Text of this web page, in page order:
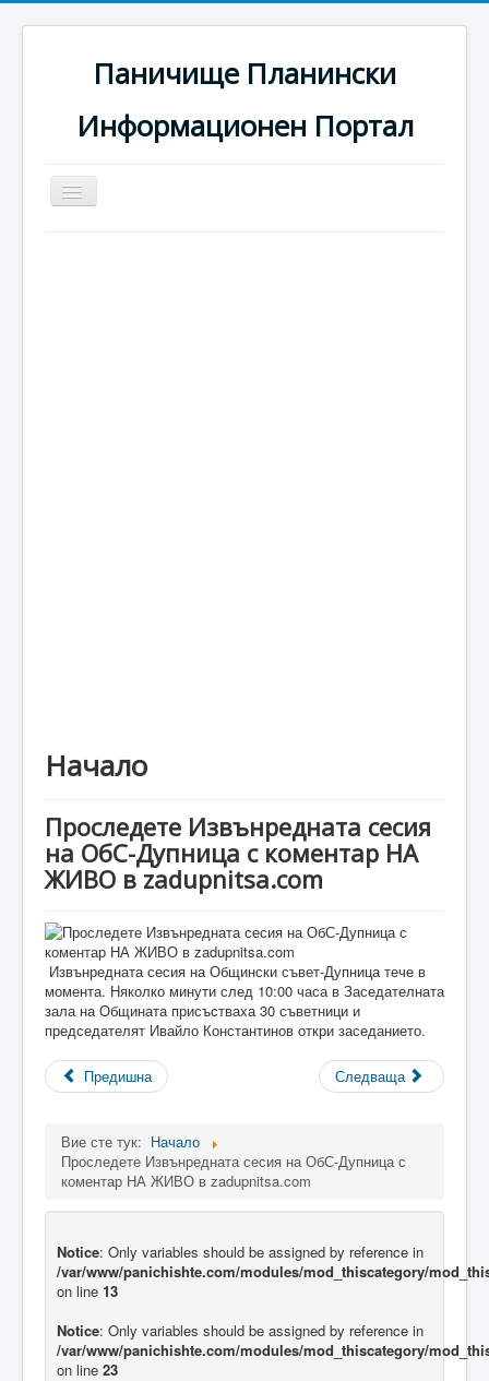
Паничище Планински
Информационен Портал
Превключи
навигация
Начало
Проследете Извънредната сесия
на ОбС-Дупница с коментар НА
ЖИВО в zadupnitsa.com
Извънредната сесия на Общински съвет-Дупница тече в
момента. Няколко минути след 10:00 часа в Заседателната
зала на Общината присъстваха 30 съветници и
председателят Ивайло Константинов откри заседанието.
Предишна Следваща
Вие сте тук: Начало
Проследете Извънредната сесия на ОбС-Дупница с
коментар НА ЖИВО в zadupnitsa.com
Notice: Only variables should be assigned by reference in
/var/www/panichishte.com/modules/mod_thiscategory/
on line 13
Notice: Only variables should be assigned by reference in
/var/www/panichishte.com/modules/mod_thiscategory/
on line 23